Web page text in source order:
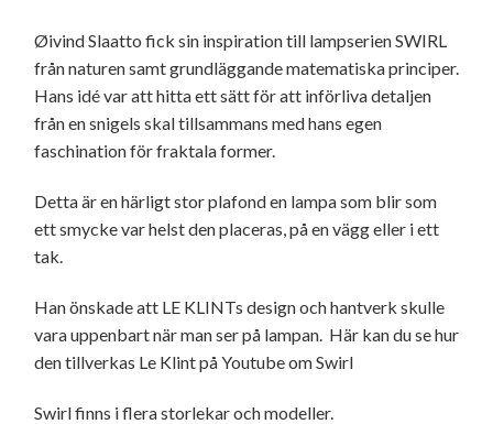
Øivind Slaatto fick sin inspiration till lampserien SWIRL
från naturen samt grundläggande matematiska principer.
Hans idé var att hitta ett sätt för att införliva detaljen
från en snigels skal tillsammans med hans egen
faschination för fraktala former.
Detta är en härligt stor plafond en lampa som blir som
ett smycke var helst den placeras, på en vägg eller i ett
tak.
Han önskade att LE KLINTs design och hantverk skulle
vara uppenbart när man ser på lampan. Här kan du se hur
den tillverkas Le Klint på Youtube om Swirl
Swirl finns i flera storlekar och modeller.